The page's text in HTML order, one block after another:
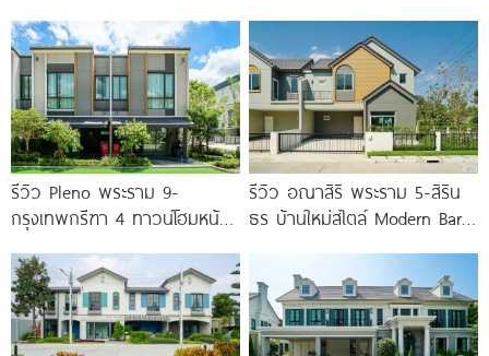
มอเตอร์เวย์
รถไฟฟ้า และทางด่วน เริ่ม 15.9
รีวิว Pleno พระราม 9-
กรุงเทพกรีฑา 4 ทาวน์โฮมหน้า
Premium
รีวิว อณาสิริ พระราม 5-สิริน
ธร บ้านใหม่สไตล์ Modern Barn